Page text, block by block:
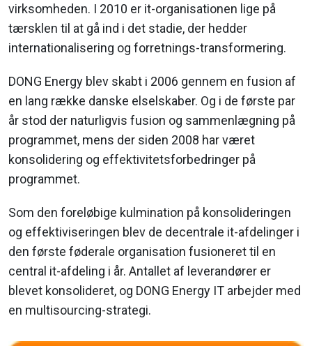
virksomheden. I 2010 er it-organisationen lige på
tærsklen til at gå ind i det stadie, der hedder
internationalisering og forretnings-transformering.
DONG Energy blev skabt i 2006 gennem en fusion af
en lang række danske elselskaber. Og i de første par
år stod der naturligvis fusion og sammenlægning på
programmet, mens der siden 2008 har været
konsolidering og effektivitetsforbedringer på
programmet.
Som den foreløbige kulmination på konsolideringen
og effektiviseringen blev de decentrale it-afdelinger i
den første føderale organisation fusioneret til en
central it-afdeling i år. Antallet af leverandører er
blevet konsolideret, og DONG Energy IT arbejder med
en multisourcing-strategi.